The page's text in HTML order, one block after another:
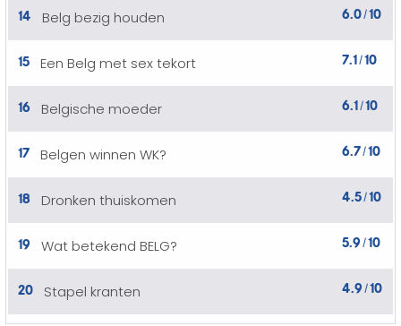
14 Belg bezig houden 6.0/10
15 Een Belg met sex tekort 7.1/10
16 Belgische moeder 6.1/10
17 Belgen winnen WK? 6.7/10
18 Dronken thuiskomen 4.5/10
19 Wat betekend BELG? 5.9 /10
20 Stapel kranten 4.9 /10